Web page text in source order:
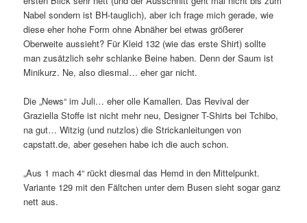
Nabel sondern ist BH-tauglich), aber ich frage mich gerade, wie
diese eher hohe Form ohne Abnäher bei etwas größerer
Oberweite aussieht? Für Kleid 132 (wie das erste Shirt) sollte
man zusätzlich sehr schlanke Beine haben. Denn der Saum ist
Minikurz. Ne, also diesmal… eher gar nicht.
Die „News“ im Juli… eher olle Kamallen. Das Revival der
Graziella Stoffe ist nicht mehr neu, Designer T-Shirts bei Tchibo,
na gut… Witzig (und nutzlos) die Strickanleitungen von
capstatt.de, aber gesehen habe ich die auch schon.
„Aus 1 mach 4“ rückt diesmal das Hemd in den Mittelpunkt.
Variante 129 mit den Fältchen unter dem Busen sieht sogar ganz
nett aus.